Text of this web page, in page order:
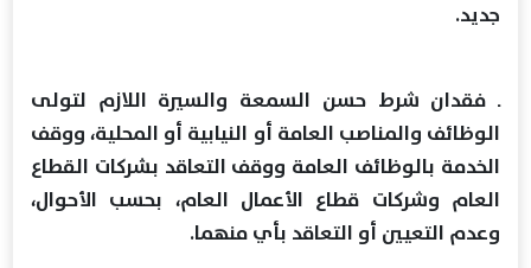
جديد.
ـ فقدان شرط حسن السمعة والسيرة اللازم لتولى
الوظائف والمناصب العامة أو النيابية أو المحلية، ووقف
الخدمة بالوظائف العامة ووقف التعاقد بشركات القطاع
العام وشركات قطاع الأعمال العام، بحسب الأحوال،
وعدم التعيين أو التعاقد بأي منهما.